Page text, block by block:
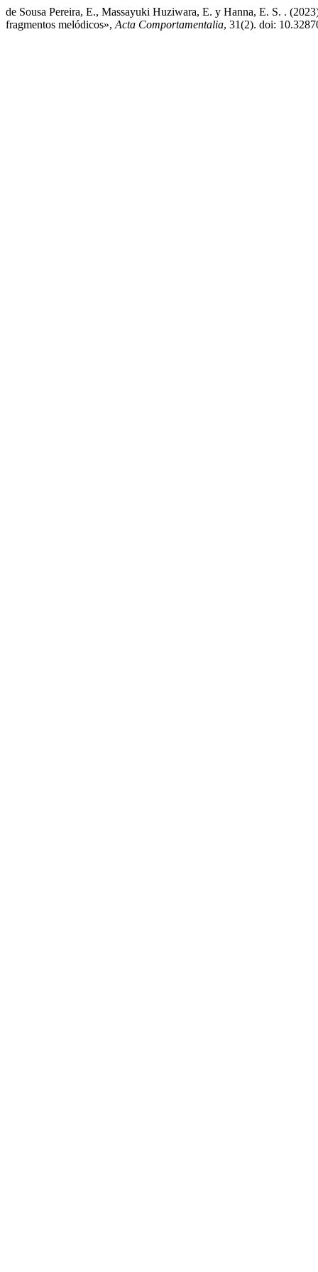
de Sousa Pereira, E., Massayuki Huziwara, E. y Hanna, E. S. .
fragmentos melódicos», Acta Comportamentalia, 31(2). doi: